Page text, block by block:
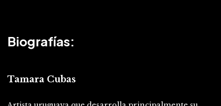
Biografías:
Tamara Cubas